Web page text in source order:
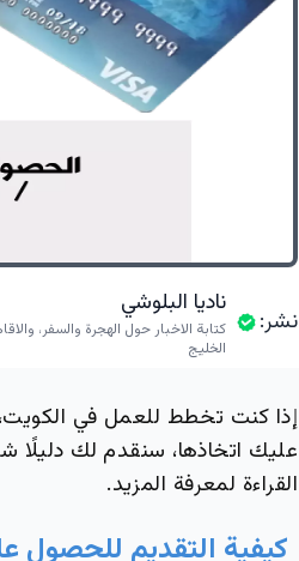
نشر:
ناديا البلوشي
كتابة الاخبار حول الهجرة والسفر،
الخليج
إذا كنت تخطط للعمل في
عليك اتخاذها، سنقدم لك دليلًا
القراءة لمعرفة المزيد.
كيفية التقديم للحصول